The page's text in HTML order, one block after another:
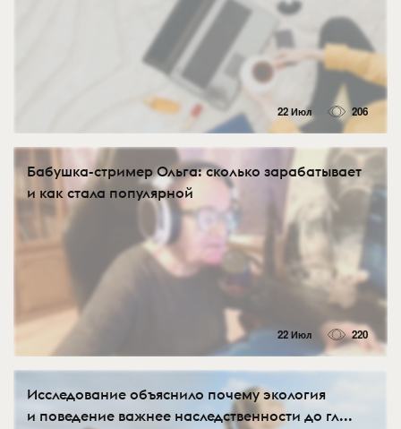
22 Июл 206
Бабушка-стример Ольга: сколько зарабатывает
и как стала популярной
22 Июл 220
Исследование объяснило почему экология
и поведение важнее наследственности до гл...